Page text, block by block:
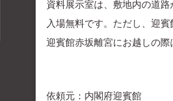
資料展示室は、敷地内の道
入場無料です。ただし、迎
迎賓館赤坂離宮にお越しの
依頼元：内閣府迎賓館